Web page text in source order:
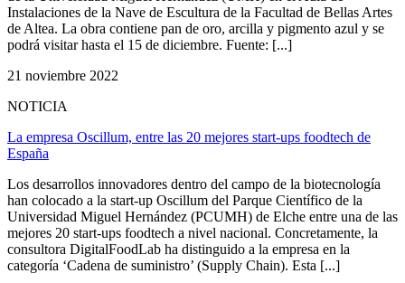
Instalaciones de la Nave de Escultura de la Facultad de Bellas Artes
de Altea. La obra contiene pan de oro, arcilla y pigmento azul y se
podrá visitar hasta el 15 de diciembre. Fuente: [...]
21 noviembre 2022
NOTICIA
La empresa Oscillum, entre las 20 mejores start-ups foodtech de
España
Los desarrollos innovadores dentro del campo de la biotecnología
han colocado a la start-up Oscillum del Parque Científico de la
Universidad Miguel Hernández (PCUMH) de Elche entre una de las
mejores 20 start-ups foodtech a nivel nacional. Concretamente, la
consultora DigitalFoodLab ha distinguido a la empresa en la
categoría ‘Cadena de suministro’ (Supply Chain). Esta [...]